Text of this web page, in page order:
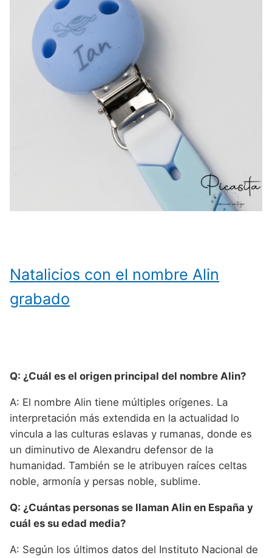
Natalicios con el nombre Alin
grabado
Q: ¿Cuál es el origen principal del nombre Alin?
A: El nombre Alin tiene múltiples orígenes. La
interpretación más extendida en la actualidad lo
vincula a las culturas eslavas y rumanas, donde es
un diminutivo de Alexandru defensor de la
humanidad. También se le atribuyen raíces celtas
noble, armonía y persas noble, sublime.
Q: ¿Cuántas personas se llaman Alin en España y
cuál es su edad media?
A: Según los últimos datos del Instituto Nacional de